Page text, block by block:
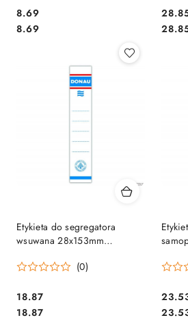
Cena:
8.69
Cena:
8.69
Cena:
Cena:
Etykieta do segregatora
wsuwana 28x153mm
DONAU 8350920
(0)
Cena:
18.87
Cena:
18.87
Cena:
Cena: